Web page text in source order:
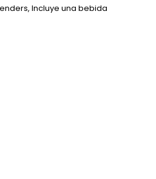
Incluye una bebida